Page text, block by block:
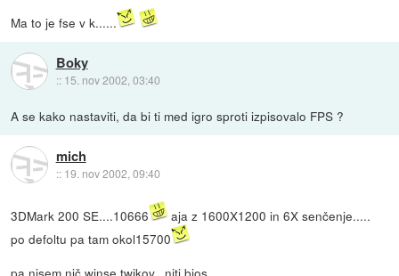
Ma to je fse v k......
Boky
:: 15. nov 2002, 03:40
A se kako nastaviti, da bi ti med igro sproti izpisovalo FPS ?
mich
:: 19. nov 2002, 09:40
3DMark 200 SE....10666
aja z 1600X1200 in 6X senčenje.....
po defoltu pa tam okol15700
pa nisem nič winse twikov...niti bios